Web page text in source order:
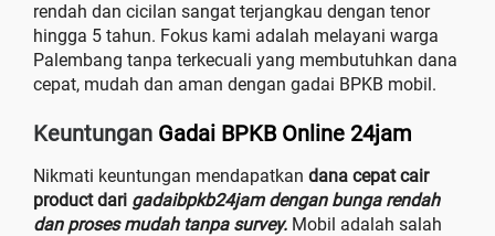
rendah dan cicilan sangat terjangkau dengan tenor
hingga 5 tahun. Fokus kami adalah melayani warga
Palembang tanpa terkecuali yang membutuhkan dana
cepat, mudah dan aman dengan gadai BPKB mobil.
Keuntungan Gadai BPKB Online 24jam
Nikmati keuntungan mendapatkan dana cepat cair
product dari gadaibpkb24jam dengan bunga rendah
dan proses mudah tanpa survey. Mobil adalah salah